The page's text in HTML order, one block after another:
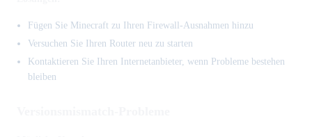
Fügen Sie Minecraft zu Ihren Firewall-Ausnahmen hinzu
Versuchen Sie Ihren Router neu zu starten
Kontaktieren Sie Ihren Internetanbieter, wenn Probleme bestehen
bleiben